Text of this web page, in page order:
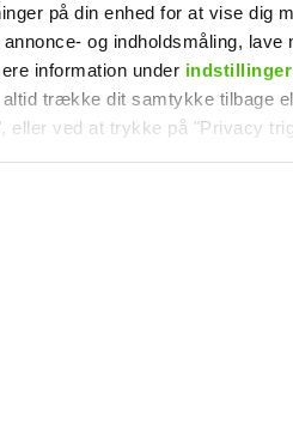
på din enhed for at vise dig
og indholdsmåling, lave
information under indstillinger
altid trække dit samtykke tilbage
eller ved at trykke på "Privacy
cookies fra tredjeparter til at
dine præferencer samt til brug